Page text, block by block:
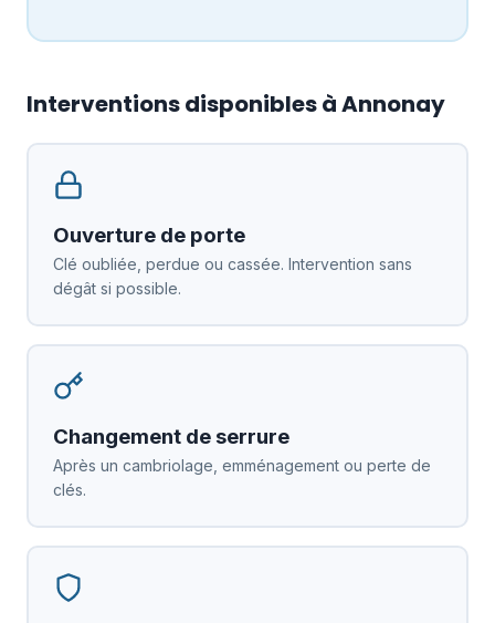
Interventions disponibles à Annonay
Ouverture de porte
Clé oubliée, perdue ou cassée. Intervention sans
dégât si possible.
Changement de serrure
Après un cambriolage, emménagement ou perte de
clés.